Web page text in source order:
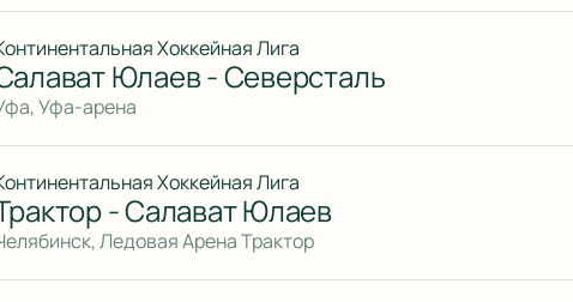
Хоккейная Лига
Юлаев - Северсталь
Уфа-арена
Хоккейная Лига
- Салават Юлаев
Ледовая Арена Трактор